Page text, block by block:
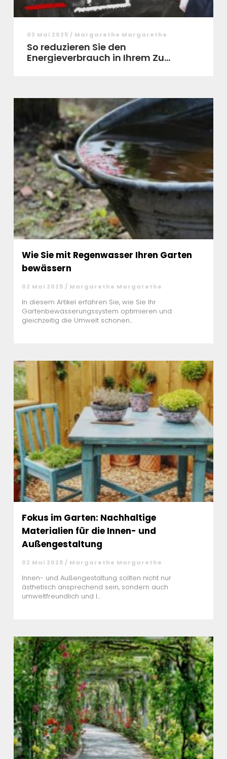
03 Mai 2025 / Margarethe Margarethe
So reduzieren Sie den
Energieverbrauch in Ihrem Zu...
Wie Sie mit Regenwasser Ihren Garten
bewässern
02 Mai 2025 / Margarethe Margarethe
In diesem Artikel erfahren Sie, wie Sie Ihr
Gartenbewässerungssystem optimieren und
gleichzeitig die Umwelt schonen...
Fokus im Garten: Nachhaltige
Materialien für die Innen- und
Außengestaltung
02 Mai 2025 / Margarethe Margarethe
Innen- und Außengestaltung sollten nicht nur
ästhetisch ansprechend sein, sondern auch
umweltfreundlich und l...